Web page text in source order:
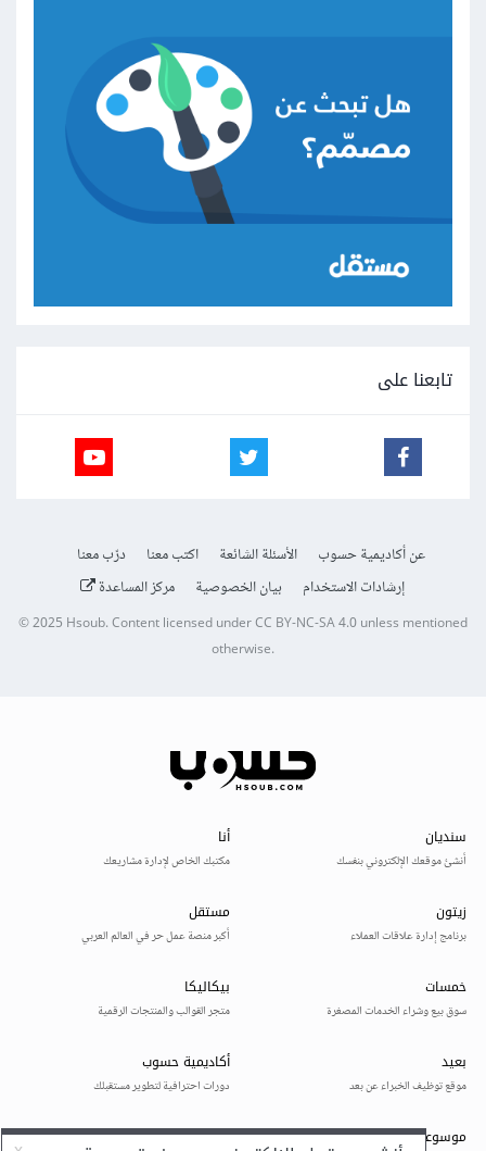
تابعنا على
عن أكاديمية حسوب الأسئلة الشائعة اكتب معنا
درّب معنا
إرشادات الاستخدام
بيان الخصوصية مركز المساعدة
© 2025Hsoub.Content licensed underCC BY-NC-SA 4.0unless mentioned
otherwise.